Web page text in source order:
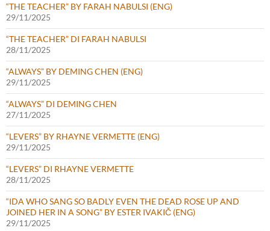
“THE TEACHER” BY FARAH NABULSI (ENG)
29/11/2025
“THE TEACHER” DI FARAH NABULSI
28/11/2025
“ALWAYS” BY DEMING CHEN (ENG)
29/11/2025
“ALWAYS” DI DEMING CHEN
27/11/2025
“LEVERS” BY RHAYNE VERMETTE (ENG)
29/11/2025
“LEVERS” DI RHAYNE VERMETTE
28/11/2025
“IDA WHO SANG SO BADLY EVEN THE DEAD ROSE UP AND
JOINED HER IN A SONG” BY ESTER IVAKIČ (ENG)
29/11/2025